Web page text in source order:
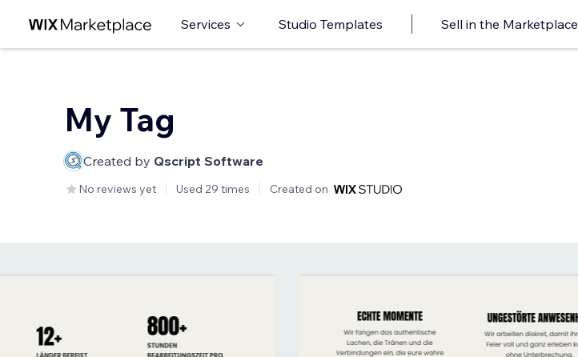
Services Studio Templates Sell in the Marketplace
My Tag
Created by Qscript Software
No reviews yet Used 29 times Created on